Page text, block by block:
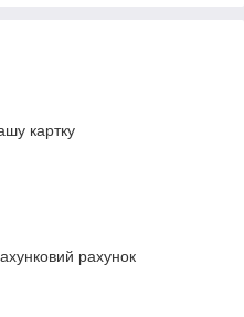
картку
рахунок